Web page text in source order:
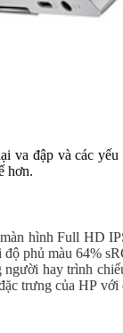
va đập và các
hơn.
hình Full HD
phủ màu 64%
hay trình
trưng của HP